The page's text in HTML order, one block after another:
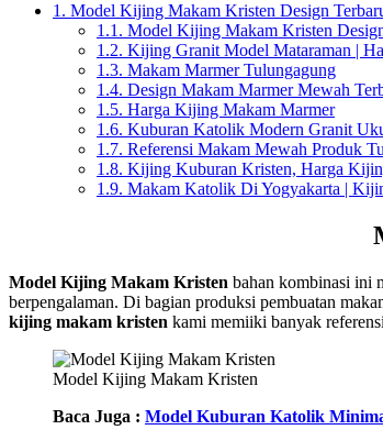
1. Model Kijing Makam Kristen Design
1.1. Model Kijing Makam Kristen
1.2. Kijing Granit Model Mataraman |
1.3. Makam Marmer Tulungagung
1.4. Design Makam Marmer Mewah
1.5. Harga Kijing Makam Marmer
1.6. Kuburan Katolik Modern Granit
1.7. Referensi Makam Mewah Produk
1.8. Kijing Kuburan Kristen, Harga
1.9. Makam Katolik Di Yogyakarta |
Model Kijing Makam Kristen bahan kombinasi ini
berpengalaman. Di bagian produksi pembuatan
kijing makam kristen kami memiiki banyak
Model Kijing Makam Kristen
Baca Juga : Model Kuburan Katolik